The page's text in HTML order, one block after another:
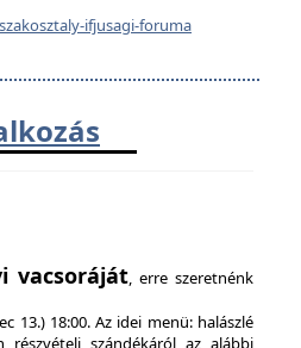
ifjusagi-foruma
vacsoráját, erre szeretnénk
13.) 18:00. Az idei menü: halászlé
részvételi szándékáról az alábbi